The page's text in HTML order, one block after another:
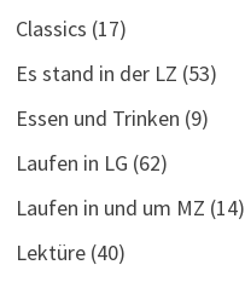
Classics (17)
Es stand in der LZ (53)
Essen und Trinken (9)
Laufen in LG (62)
Laufen in und um MZ (14)
Lektüre(40)